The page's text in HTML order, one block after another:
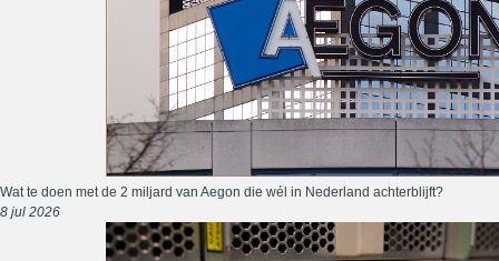
Wat te doen met de 2 miljard van Aegon die wél in Nederland achterblijft?
8 jul 2026